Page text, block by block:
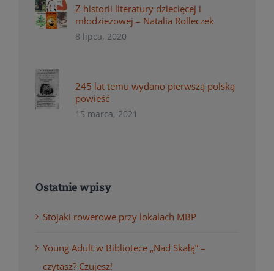
Z historii literatury dziecięcej i
młodzieżowej – Natalia Rolleczek
8 lipca, 2020
245 lat temu wydano pierwszą polską
powieść
15 marca, 2021
Ostatnie wpisy
Stojaki rowerowe przy lokalach MBP
Young Adult w Bibliotece „Nad Skałą” –
czytasz? Czujesz!